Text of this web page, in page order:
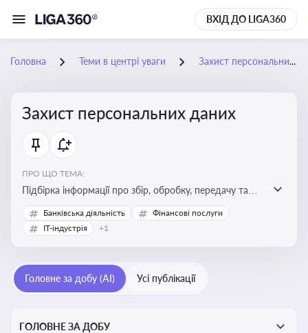
ВХІД ДО LIGA360
Головна Теми в центрі уваги Захист персональних даних
Захист персональних даних
ПРО ЩО ТЕМА:
Підбірка інформації про збір, обробку, передачу та
інші дії з персональними даними
Банківська діяльність
Фінансові послуги
IT-індустрія
+1
Головне за добу (AI) Усі публікації
ГОЛОВНЕ ЗА ДОБУ